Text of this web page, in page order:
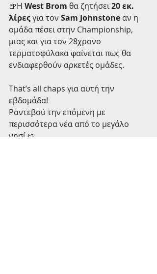
🍺Η West Brom θα ζητήσει 20 εκ.
λίρες για τον Sam Johnstone αν η
ομάδα πέσει στην Championship,
μιας και για τον 28χρονο
τερματοφύλακα φαίνεται πως θα
ενδιαφερθούν αρκετές ομάδες.
That’s all chaps για αυτή την
εβδομάδα!
Ραντεβού την επόμενη με
περισσότερα νέα από το μεγάλο
νησί 🍺